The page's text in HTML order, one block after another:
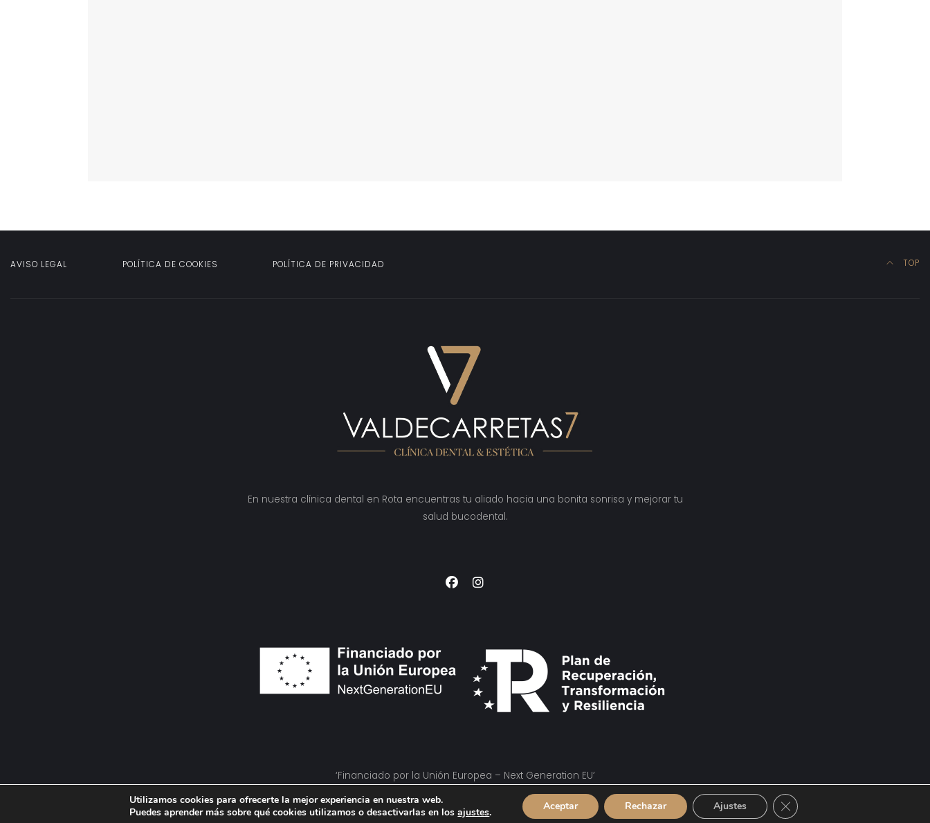
AVISO LEGAL POLÍTICA DE COOKIES POLÍTICA DE PRIVACIDAD TOP
En nuestra clínica dental en Rota encuentras tu aliado hacia una bonita sonrisa y mejorar tu
salud bucodental.
‘Financiado por la Unión Europea – Next Generation EU’
Utilizamos cookies para ofrecerte la mejor experiencia en nuestra web.
Puedes aprender más sobre qué cookies utilizamos o desactivarlas en losajustes. Aceptar Rechazar Ajustes Cerrar el banner de cookies